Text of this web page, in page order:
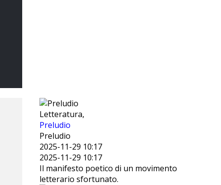
Letteratura,
Preludio
Preludio
2025-11-29 10:17
2025-11-29 10:17
Il manifesto poetico di un movimento
letterario sfortunato.